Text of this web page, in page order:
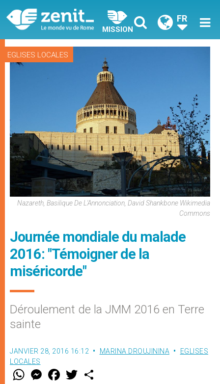
MISSION
FR
EGLISES LOCALES
Nazareth, Basilique De L'Annonciation, David Shankbone Wikimedia
Commons
Journée mondiale du malade
2016: "Témoigner de la
miséricorde"
Déroulement de la JMM 2016 en Terre
sainte
JANVIER 28, 2016 16:12 MARINA DROUJININA
EGLISES
LOCALES
W M
e
F
a w